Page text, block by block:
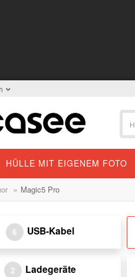
HÜLLE MIT EIGENEM FOTO
» Magic5 Pro
6 USB-Kabel
2 Ladegeräte